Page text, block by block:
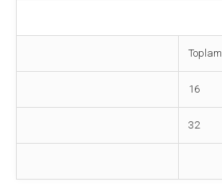
Toplam
16
32